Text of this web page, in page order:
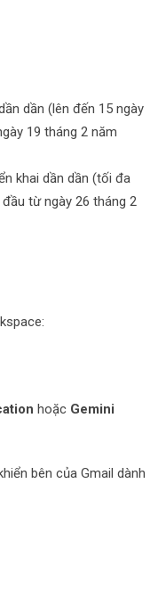
dần (lên đến 15 ngày
19 tháng 2 năm
khai dần dần (tối đa
từ ngày 26 tháng 2
hoặc Gemini
bên của Gmail dành